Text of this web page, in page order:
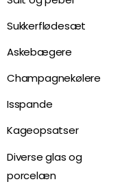
Sukkerflødesæt
Askebægere
Champagnekølere
Isspande
Kageopsatser
Diverse glas og
porcelæn